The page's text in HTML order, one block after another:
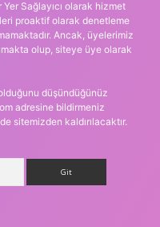
Sağlayıcı olarak hizmet
proaktif olarak denetleme
Ancak, üyelerimiz
olup, siteye üye olarak
düşündüğünüz
adresine bildirmeniz
sitemizden kaldırılacaktır.